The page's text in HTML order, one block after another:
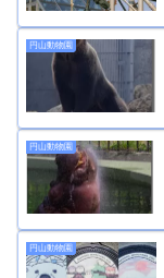
円山動物園
円山動物園
円山動物園